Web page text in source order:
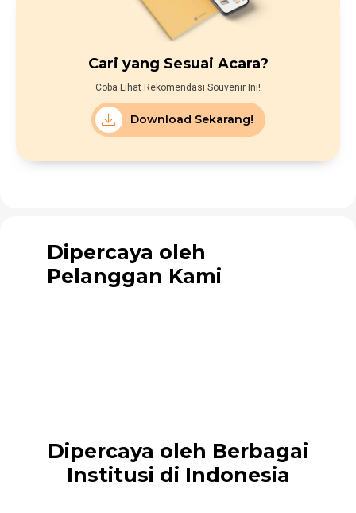
Cari yang Sesuai Acara?
Coba Lihat Rekomendasi Souvenir Ini!
Download Sekarang!
Dipercaya oleh
Pelanggan Kami
Dipercaya oleh Berbagai
Institusi di Indonesia